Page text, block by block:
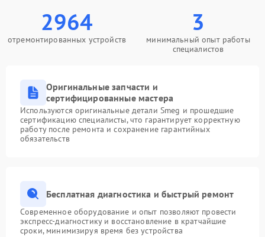
2964
отремонтированных устройств
3
минимальный опыт работы
специалистов
Оригинальные запчасти и
сертифицированные мастера
Используются оригинальные детали Smeg и прошедшие
сертификацию специалисты, что гарантирует корректную
работу после ремонта и сохранение гарантийных
обязательств
Бесплатная диагностика и быстрый ремонт
Современное оборудование и опыт позволяют провести
экспресс-диагностику и восстановление в кратчайшие
сроки, минимизируя время без устройства